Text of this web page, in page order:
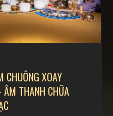
CHUÔNG XOAY
THANH CHỮA